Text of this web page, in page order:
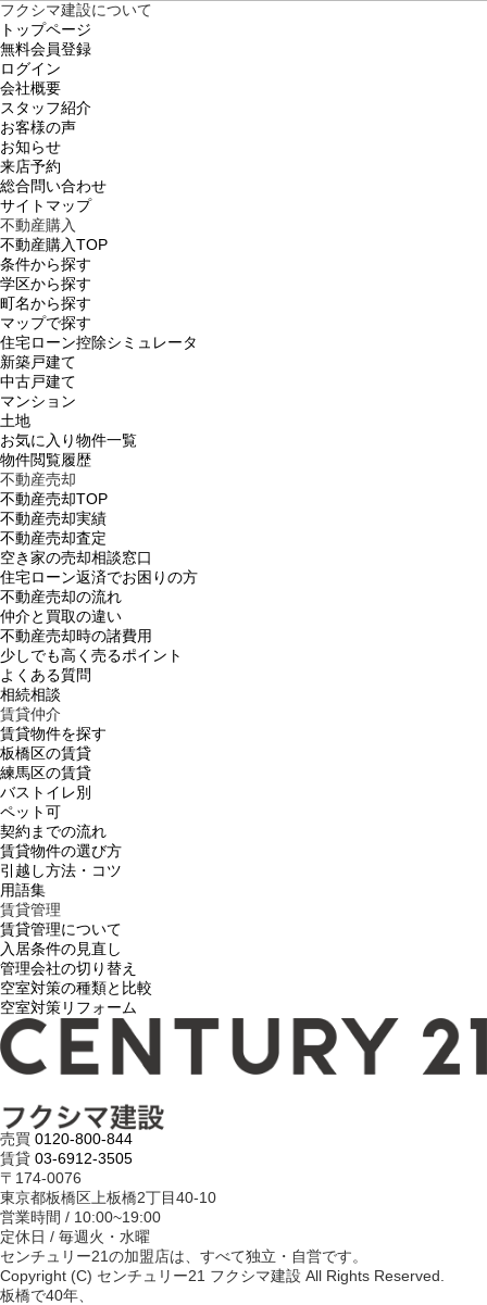
フクシマ建設について
トップページ
無料会員登録
ログイン
会社概要
スタッフ紹介
お客様の声
お知らせ
来店予約
総合問い合わせ
サイトマップ
不動産購入
不動産購入TOP
条件から探す
学区から探す
町名から探す
マップで探す
住宅ローン控除シミュレータ
新築戸建て
中古戸建て
マンション
土地
お気に入り物件一覧
物件閲覧履歴
不動産売却
不動産売却TOP
不動産売却実績
不動産売却査定
空き家の売却相談窓口
住宅ローン返済でお困りの方
不動産売却の流れ
仲介と買取の違い
不動産売却時の諸費用
少しでも高く売るポイント
よくある質問
相続相談
賃貸仲介
賃貸物件を探す
板橋区の賃貸
練馬区の賃貸
バストイレ別
ペット可
契約までの流れ
賃貸物件の選び方
引越し方法・コツ
用語集
賃貸管理
賃貸管理について
入居条件の見直し
管理会社の切り替え
空室対策の種類と比較
空室対策リフォーム
売買 0120-800-844
賃貸 03-6912-3505
〒174-0076
東京都板橋区上板橋2丁目40-10
営業時間 / 10:00~19:00
定休日 / 毎週火・水曜
センチュリー21の加盟店は、すべて独立・自営です。
Copyright (C) センチュリー21 フクシマ建設 All Rights Reserved.
板橋で40年、